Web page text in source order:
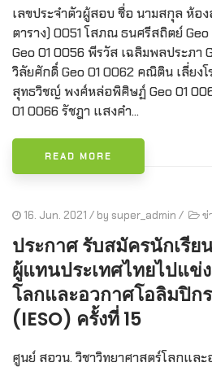
เลขประจำตัวผู้สอบ ชื่อ นามสกุล ห้อ
ตาราง) 0051 โสภณ ธนศรีสถิตย์
Geo 01 0056 พีรวัส เฉลิมพลประภา
วิลัยศักดิ์ Geo 01 0062 คณิติน เลี่ยงโ
สุทธวิชญ์ พงศ์หล่อพิศิษฏ์ Geo 01
01 0066 รัชฎา แสงคำ...
READ MORE
16. Jun. 2021 / by super_admin / ข่
ประกาศ รับสมัครนักเรีย
ผู้แทนประเทศไทยไปแข่
โลกและอวกาศโอลิมปิก
(IESO) ครั้งที่ 15
ศูนย์ สอวน. วิชาวิทยาศาสตร์โลกแล